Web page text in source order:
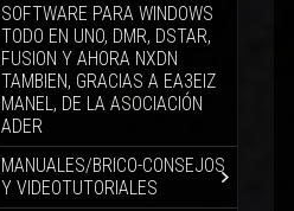
SOFTWARE PARA WINDOWS
TODO EN UNO, DMR, DSTAR,
FUSION Y AHORA NXDN
TAMBIEN, GRACIAS A EA3EIZ
MANEL, DE LA ASOCIACIÓN
ADER
MANUALES/BRICO-CONSEJOS
Y VIDEOTUTORIALES